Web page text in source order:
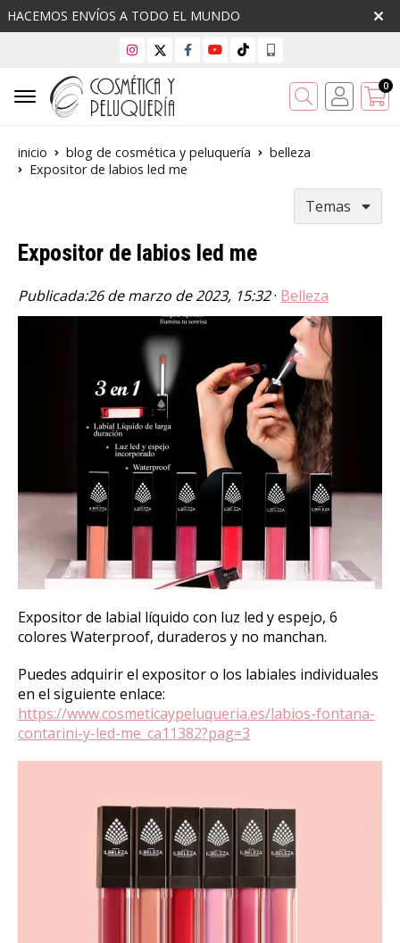
HACEMOS ENVÍOS A TODO EL MUNDO
Buscar 0
inicio blog de cosmética y peluquería
belleza
Expositor de labios led me
Temas
Expositor de labios led me
Publicada:26 de marzo de 2023, 15:32· Belleza
Expositor de labial líquido con luz led y espejo, 6
colores Waterproof, duraderos y no manchan.
Puedes adquirir el expositor o los labiales individuales
en el siguiente enlace:
https://www.cosmeticaypeluqueria.es/labios-fontana-
contarini-y-led-me_ca11382?pag=3